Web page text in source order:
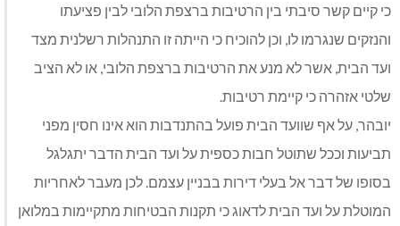
כי קיים קשר סיבתי בין הרטיבות ברצפת הלובי לבין פציעתו
והנזקים שנגרמו לו, וכן להוכיח כי הייתה זו התנהלות רשלנית מצד
ועד הבית, אשר לא מנע את הרטיבות ברצפת הלובי, או לא הציב
שלטי אזהרה כי קיימת רטיבות.
יובהר, על אף שוועד הבית פועל בהתנדבות הוא אינו חסין מפני
תביעות וככל שתוטל חבות כספית על ועד הבית הדבר יתגלגל
בסופו של דבר אל בעלי דירות בבניין עצמם. לכן מעבר לאחריות
המוטלת על ועד הבית לדאוג כי תקנות הבטיחות מתקיימות במלואן